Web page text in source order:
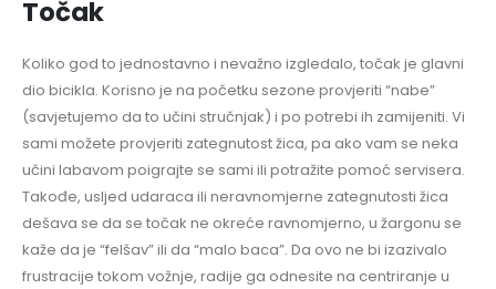
Točak
Koliko god to jednostavno i nevažno izgledalo, točak je glavni
dio bicikla. Korisno je na početku sezone provjeriti “nabe”
(savjetujemo da to učini stručnjak) i po potrebi ih zamijeniti. Vi
sami možete provjeriti zategnutost žica, pa ako vam se neka
učini labavom poigrajte se sami ili potražite pomoć servisera.
Takođe, usljed udaraca ili neravnomjerne zategnutosti žica
dešava se da se točak ne okreće ravnomjerno, u žargonu se
kaže da je “felšav” ili da “malo baca”. Da ovo ne bi izazivalo
frustracije tokom vožnje, radije ga odnesite na centriranje u